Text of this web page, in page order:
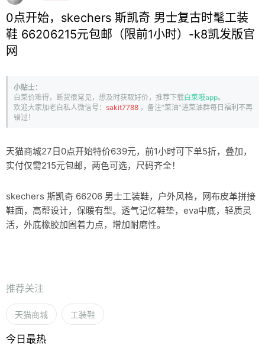
0点开始，skechers 斯凯奇 男士复古时髦工装
鞋 66206215元包邮（限前1小时）-k8凯发版官
网
小贴士：
白菜价难得，断货很常见，想及时获取好价，推荐下载白菜哦app。
欢迎大家加老白私人微信号： sakit7788 ，备注“菜油”进菜油群每日福利不再
错过！
天猫商城27日0点开始特价639元，前1小时可下单5折，叠加，
实付仅需215元包邮，两色可选，尺码齐全！
skechers 斯凯奇 66206 男士工装鞋，户外风格，网布皮革拼接
鞋面，高帮设计，保暖有型。透气记忆鞋垫，eva中底，轻质灵
活，外底橡胶加固着力点，增加耐磨性。
推荐关注
天猫商城 工装鞋
今日最热